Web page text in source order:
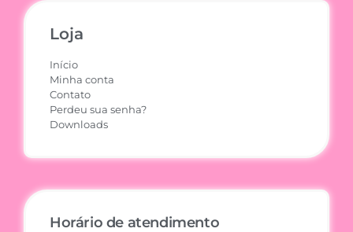
Loja
Início
Minha conta
Contato
Perdeu sua senha?
Downloads
Horário de atendimento